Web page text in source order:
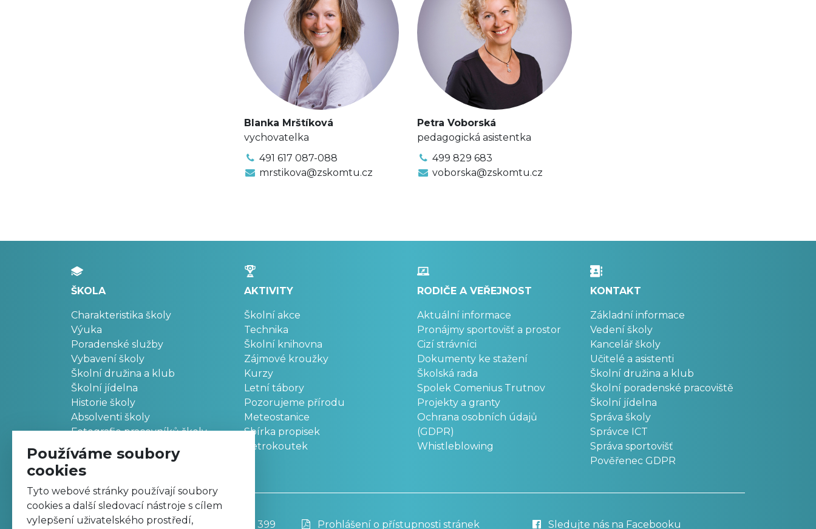
Blanka Mrštíková
vychovatelka
491 617 087-088
mrstikova@zskomtu.cz
Petra Voborská
pedagogická asistentka
499 829 683
voborska@zskomtu.cz
ŠKOLA
Charakteristika školy
Výuka
Poradenské služby
Vybavení školy
Školní družina a klub
Školní jídelna
Historie školy
Absolventi školy
Fotografie pracovníků školy
AKTIVITY
Školní akce
Technika
Školní knihovna
Zájmové kroužky
Kurzy
Letní tábory
Pozorujeme přírodu
Meteostanice
Sbírka propisek
Retrokoutek
RODIČE A VEŘEJNOST
Aktuální informace
Pronájmy sportovišť a prostor
Cizí strávníci
Dokumenty ke stažení
Školská rada
Spolek Comenius Trutnov
Projekty a granty
Ochrana osobních údajů
(GDPR)
Whistleblowing
KONTAKT
Základní informace
Vedení školy
Kancelář školy
Učitelé a asistenti
Školní družina a klub
Školní poradenské pracoviště
Školní jídelna
Správa školy
Správce ICT
Správa sportovišť
Pověřenec GDPR
Základní škola, Trutnov, Komenského 399 Prohlášení o přístupnosti stránek Sledujte nás na Facebooku
Používáme soubory
cookies
Tyto webové stránky používají soubory
cookies a další sledovací nástroje s cílem
vylepšení uživatelského prostředí,